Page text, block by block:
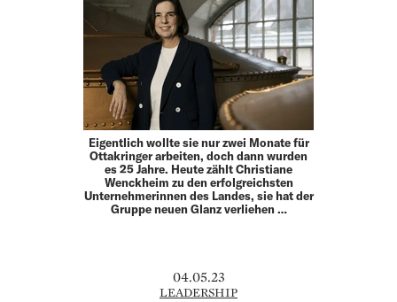
Eigentlich wollte sie nur zwei Monate für
Ottakringer arbeiten, doch dann wurden
es 25 Jahre. Heute zählt Christiane
Wenckheim zu den erfolgreichsten
Unternehmerinnen des Landes, sie hat der
Gruppe neuen Glanz verliehen …
04.05.23
LEADERSHIP